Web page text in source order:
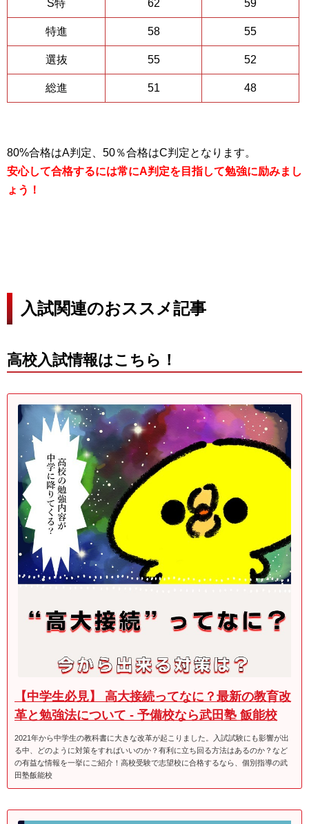
S特 62 59
特進 58 55
選抜 55 52
総進 51 48
80%合格はA判定、50％合格はC判定となります。
安心して合格するには常にA判定を目指して勉強に励みまし
ょう！
入試関連のおススメ記事
高校入試情報はこちら！
【中学生必見】 高大接続ってなに？最新の教育改
革と勉強法について - 予備校なら武田塾 飯能校
2021年から中学生の教科書に大きな改革が起こりました。入試試験にも影響が出
る中、どのように対策をすればいいのか？有利に立ち回る方法はあるのか？など
の有益な情報を一挙にご紹介！高校受験で志望校に合格するなら、個別指導の武
田塾飯能校